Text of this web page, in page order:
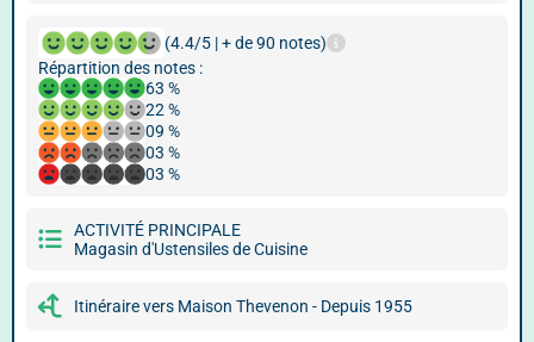
(4.4/5 | + de 90 notes)
Répartition des notes :
63 %
22 %
09 %
03 %
03 %
ACTIVITÉ PRINCIPALE
Magasin d'Ustensiles de Cuisine
Itinéraire vers Maison Thevenon - Depuis 1955